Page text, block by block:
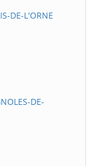
DE-L'ORNE
DE-